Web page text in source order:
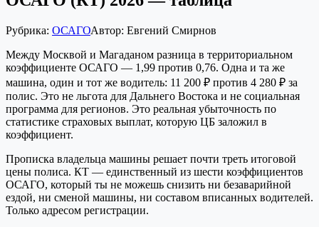
Рубрика: ОСАГОАвтор: Евгений Смирнов
Между Москвой и Магаданом разница в территориальном
коэффициенте ОСАГО — 1,99 против 0,76. Одна и та же
машина, один и тот же водитель: 11 200 ₽ против 4 280 ₽ за
полис. Это не льгота для Дальнего Востока и не социальная
программа для регионов. Это реальная убыточность по
статистике страховых выплат, которую ЦБ заложил в
коэффициент.
Прописка владельца машины решает почти треть итоговой
цены полиса. КТ — единственный из шести коэффициентов
ОСАГО, который ты не можешь снизить ни безаварийной
ездой, ни сменой машины, ни составом вписанных водителей.
Только адресом регистрации.